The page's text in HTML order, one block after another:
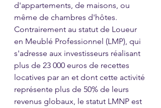
d'appartements, de maisons, ou
même de chambres d'hôtes.
Contrairement au statut de Loueur
en Meublé Professionnel (LMP), qui
s'adresse aux investisseurs réalisant
plus de 23 000 euros de recettes
locatives par an et dont cette activité
représente plus de 50% de leurs
revenus globaux, le statut LMNP est